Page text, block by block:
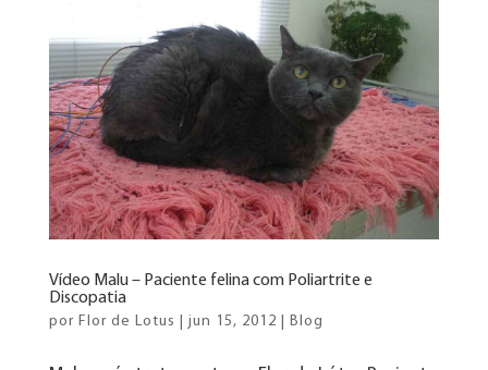
Vídeo Malu – Paciente felina com Poliartrite e
Discopatia
por Flor de Lotus jun 15, 2012 Blog